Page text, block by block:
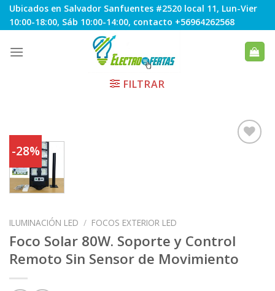
Skip
to
Ubicados en Salvador Sanfuentes #2520 local 11, Lun-Vier
10:00-18:00, Sáb 10:00-14:00, contacto +56964262568
FILTRAR
-28%
ILUMINACIÓN LED / FOCOS EXTERIOR LED
Foco Solar 80W. Soporte y Control
Remoto Sin Sensor de Movimiento